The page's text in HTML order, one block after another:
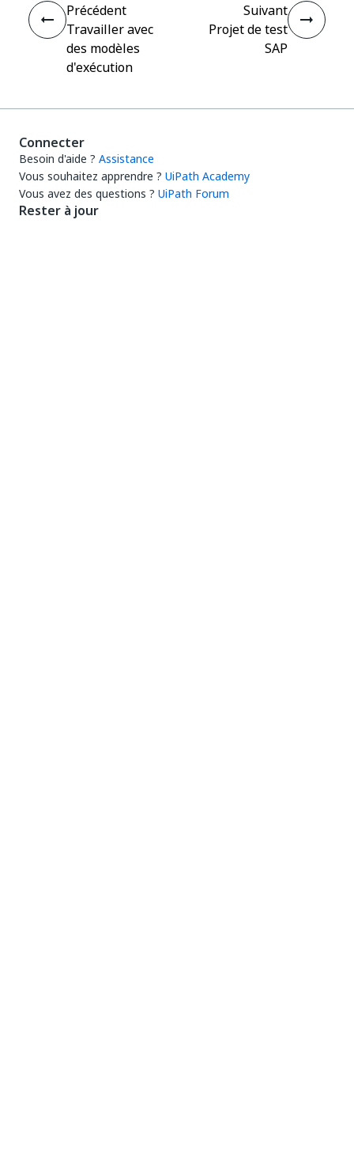
Précédent
Travailler avec
des modèles
d'exécution
Suivant
Projet de test
SAP
Connecter
Besoin d'aide ? Assistance
Vous souhaitez apprendre ? UiPath Academy
Vous avez des questions ? UiPath Forum
Rester à jour